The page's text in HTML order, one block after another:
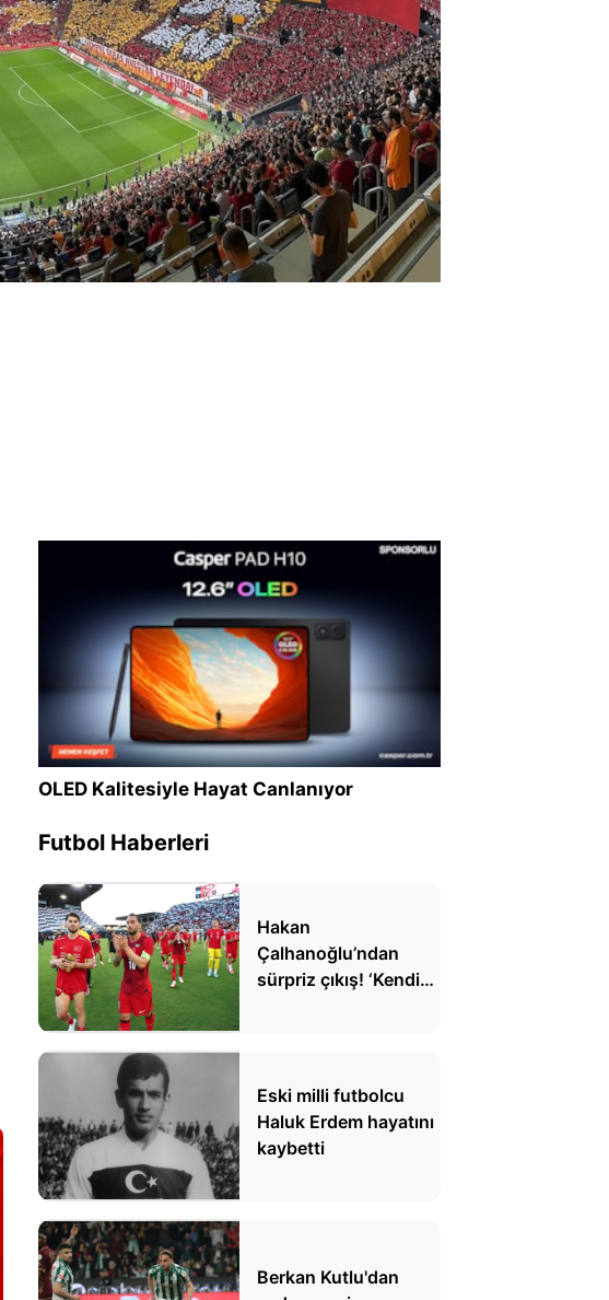
OLED Kalitesiyle Hayat Canlanıyor
Futbol Haberleri
Hakan
Çalhanoğlu’ndan
sürpriz çıkış! ‘Kendimi
Eski milli futbolcu
Haluk Erdem hayatını
kaybetti
Berkan Kutlu'dan